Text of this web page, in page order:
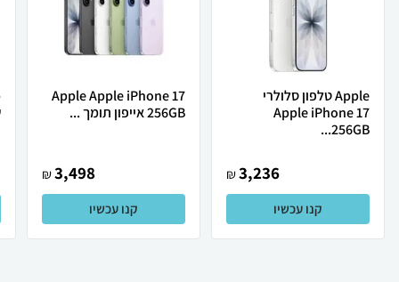
Apple טלפון סלולרי
Apple iPhone 17
256GB...
3,236
₪
קנו עכשיו
Apple Apple iPhone 17
256GB אייפון תומך ...
3,498
₪
קנו עכשיו